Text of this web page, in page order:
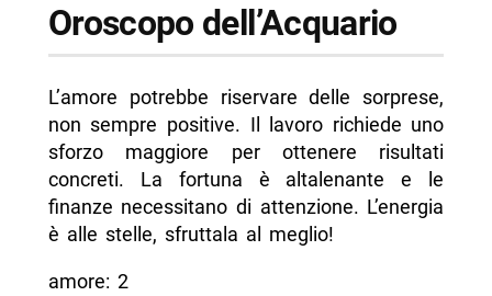
Oroscopo dell’Acquario
L’amore potrebbe riservare delle sorprese,
non sempre positive. Il lavoro richiede uno
sforzo maggiore per ottenere risultati
concreti. La fortuna è altalenante e le
finanze necessitano di attenzione. L’energia
è alle stelle, sfruttala al meglio!
amore: 2